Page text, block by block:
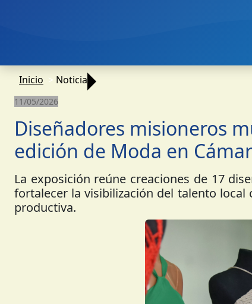
Inicio Noticia
11/05/2026
Diseñadores misioneros
edición de Moda en
La exposición reúne creaciones de 17
fortalecer la visibilización del talento
productiva.